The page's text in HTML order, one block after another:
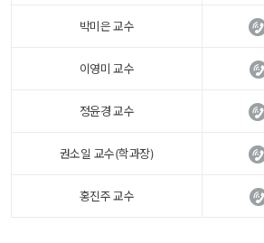
박미은 교수
이영미 교수
정윤경 교수
권소일 교수(학과장)
홍진주 교수